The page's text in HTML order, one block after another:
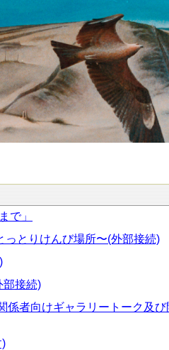
で」
っとりけんび場所〜(外部接続)
部接続)
係者向けギャラリートーク及び
)